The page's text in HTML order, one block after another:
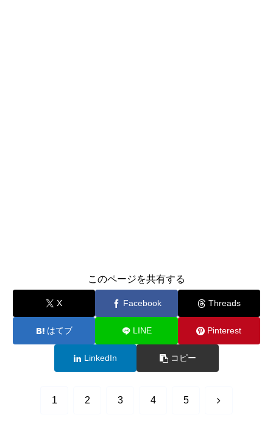
このページを共有する
X Facebook Threads
はてブ LINE Pinterest
LinkedIn コピー
1 2 3 4 5 次